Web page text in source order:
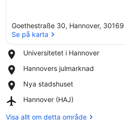
Goethestraße 30, Hannover, 30169
Se på karta
Universitetet i Hannover
Place,
iHannovers julmarknad
Place,
julmarknad
Nya stadshuset
Place,
stadshuset
Hannover (HAJ)
Airport,
(HAJ)
Visa allt om detta område